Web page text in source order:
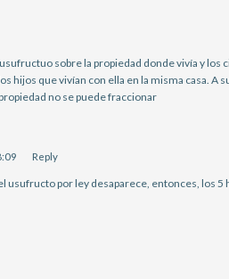
sobre la propiedad donde vivía y
hijos que vivían con ella en la misma casa. A
no se puede fraccionar
Reply
usufructo por ley desaparece, entonces, los